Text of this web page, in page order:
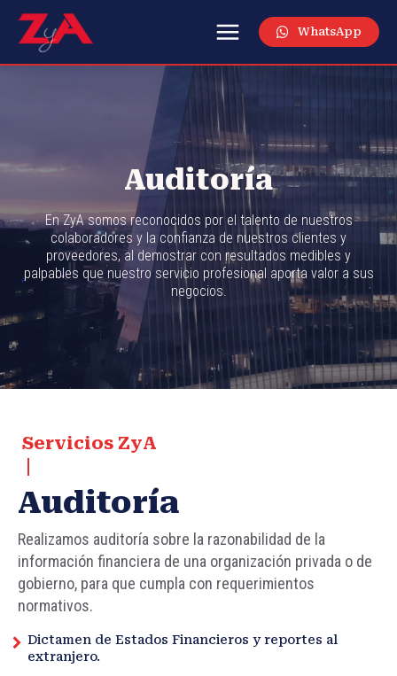
WhatsApp
Auditoría
En ZyA somos reconocidos por el talento de nuestros
colaboradores y la confianza de nuestros clientes y
proveedores, al demostrar con resultados medibles y
palpables que nuestro servicio profesional aporta valor a sus
negocios.
Servicios ZyA
Auditoría
Realizamos auditoría sobre la razonabilidad de la
información financiera de una organización privada o de
gobierno, para que cumpla con requerimientos
normativos.
Dictamen de Estados Financieros y reportes al
extranjero.